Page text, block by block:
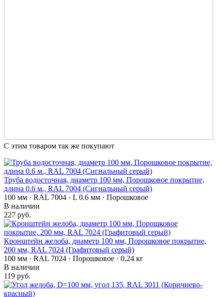
С этим товаром так же покупают
Труба водосточная, диаметр 100 мм, Порошковое покрытие,
длина 0.6 м., RAL 7004 (Сигнальный серый)
100 мм · RAL 7004 · L 0.6 мм · Порошковое
В наличии
227 руб.
Кронштейн желоба, диаметр 100 мм, Порошковое покрытие,
200 мм, RAL 7024 (Графитовый серый)
100 мм · RAL 7024 · Порошковое · 0,24 кг
В наличии
119 руб.